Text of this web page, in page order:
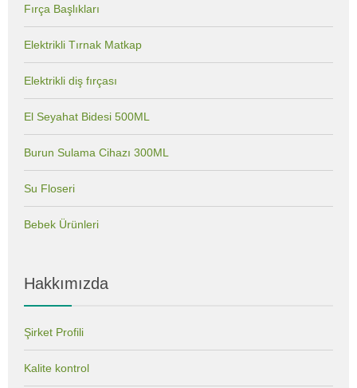
Fırça Başlıkları
Elektrikli Tırnak Matkap
Elektrikli diş fırçası
El Seyahat Bidesi 500ML
Burun Sulama Cihazı 300ML
Su Floseri
Bebek Ürünleri
Hakkımızda
Şirket Profili
Kalite kontrol